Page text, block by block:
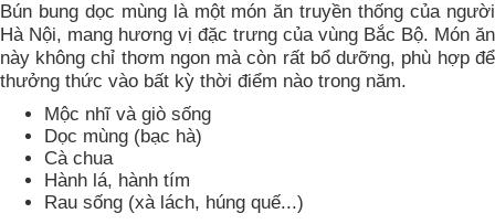
Bún bung dọc mùng là một món ăn truyền thống của người
Hà Nội, mang hương vị đặc trưng của vùng Bắc Bộ. Món ăn
này không chỉ thơm ngon mà còn rất bổ dưỡng, phù hợp để
thưởng thức vào bất kỳ thời điểm nào trong năm.
Mộc nhĩ và giò sống
Dọc mùng (bạc hà)
Cà chua
Hành lá, hành tím
Rau sống (xà lách, húng quế...)